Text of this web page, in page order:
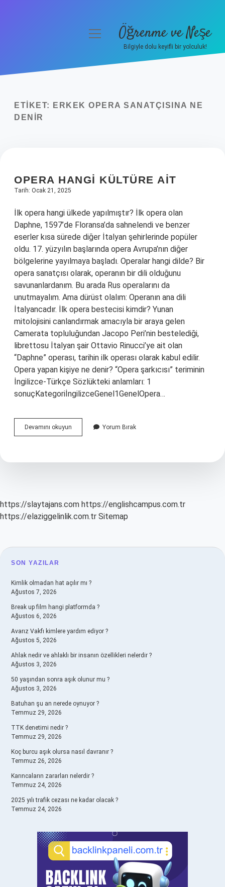
Yasal Uyarı
menüyüÖğrenme ve Neşe
Bilgiyle dolu keyifli bir yolculuk!
ETIKET:
ERKEK OPERA SANATÇISINA NE
DENIR
OPERA HANGI KÜLTÜRE AIT
Tarih: Ocak 21, 2025
İlk opera hangi ülkede yapılmıştır? İlk opera olan
Daphne, 1597’de Floransa’da sahnelendi ve benzer
eserler kısa sürede diğer İtalyan şehirlerinde popüler
oldu. 17. yüzyılın başlarında opera Avrupa’nın diğer
bölgelerine yayılmaya başladı. Operalar hangi dilde? Bir
opera sanatçısı olarak, operanın bir dili olduğunu
savunanlardanım. Bu arada Rus operalarını da
unutmayalım. Ama dürüst olalım: Operanın ana dili
İtalyancadır. İlk opera bestecisi kimdir? Yunan
mitolojisini canlandırmak amacıyla bir araya gelen
Camerata topluluğundan Jacopo Peri’nin bestelediği,
librettosu İtalyan şair Ottavio Rinucci’ye ait olan
“Daphne” operası, tarihin ilk operası olarak kabul edilir.
Opera yapan kişiye ne denir? “Opera şarkıcısı” teriminin
İngilizce-Türkçe Sözlükteki anlamları: 1
sonuçKategoriİngilizceGenel1GenelOpera…
Devamını okuyun
Hangi
Yorum Bırak
https://slaytajans.com https://englishcampus.com.tr
https://elaziggelinlik.com.tr Sitemap
SIDEBAR
SON YAZILAR
Kimlik olmadan hat açılır mı ?
Ağustos 7, 2026
Break up film hangi platformda ?
Ağustos 6, 2026
Avarız Vakfı kimlere yardım ediyor ?
Ağustos 5, 2026
Ahlak nedir ve ahlaklı bir insanın özellikleri nelerdir ?
Ağustos 3, 2026
50 yaşından sonra aşık olunur mu ?
Ağustos 3, 2026
Batuhan şu an nerede oynuyor ?
Temmuz 29, 2026
TTK denetimi nedir ?
Temmuz 29, 2026
Koç burcu aşık olursa nasıl davranır ?
Temmuz 26, 2026
Karıncaların zararları nelerdir ?
Temmuz 24, 2026
2025 yılı trafik cezası ne kadar olacak ?
Temmuz 24, 2026